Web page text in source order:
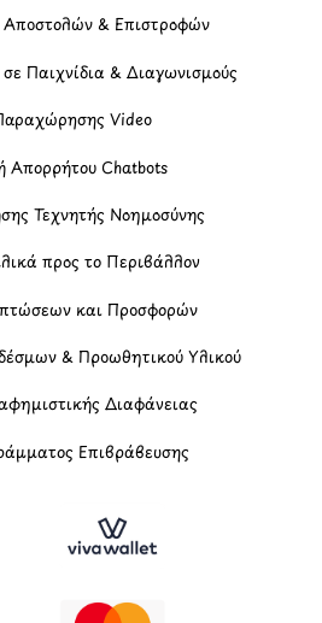
& Επιστροφών
Παιχνίδια & Διαγωνισμούς
Video
Απορρήτου Chatbots
Τεχνητής Νοημοσύνης
προς το Περιβάλλον
και Προσφορών
& Προωθητικού Υλικού
Διαφάνειας
Επιβράβευσης